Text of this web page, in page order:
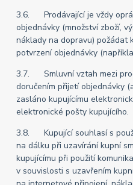
3.6. Prodávající je vždy
objednávky (množství zboží,
náklady na dopravu) požádat
potvrzení objednávky
3.7. Smluvní vztah mezi
doručením přijetí objednávky
zasláno kupujícímu
elektronické pošty kupujícího.
3.8. Kupující souhlasí s
na dálku při uzavírání kupní
kupujícímu při použití
v souvislosti s uzavřením